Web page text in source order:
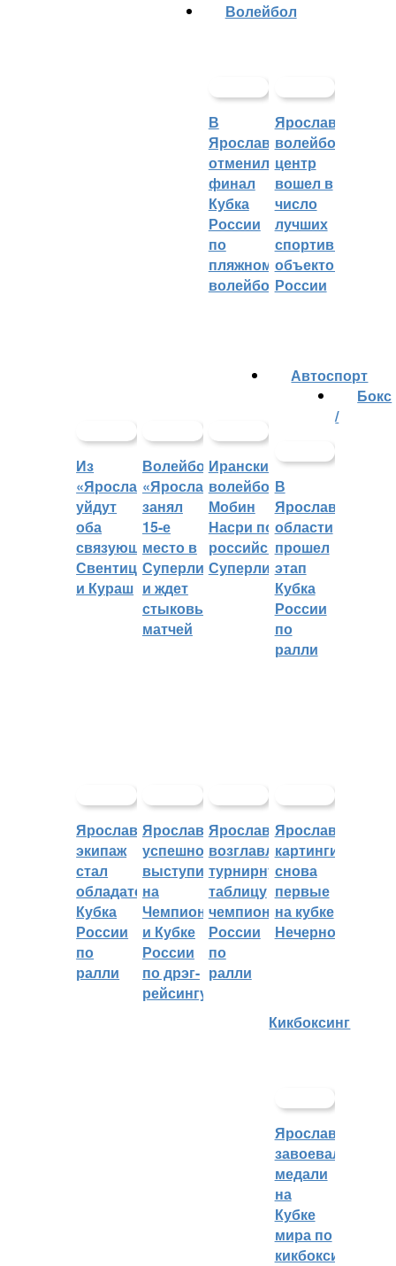
Волейбол
В
Ярославле
отменили
финал
Кубка
России
по
пляжному
волейболу
Ярославский
волейбольный
центр
вошел в
число
лучших
спортивных
объектов
России
Из
«Ярославича»
уйдут
оба
связующих:
Свентицкис
и Кураш
Волейбольный
«Ярославич»
занял
15-е
место в
Суперлиге
и ждет
стыковых
матчей
Иранский
волейболист
Мобин
Насри покинет
российскую
Суперлигу
Автоспорт
В
Ярославской
области
прошел
этап
Кубка
России
по
ралли
Ярославский
экипаж
стал
обладателем
Кубка
России
по
ралли
Ярославцы
успешно
выступили
на
Чемпионате
и Кубке
России
по дрэг-
рейсингу
Ярославцы
возглавляют
турнирную
таблицу
чемпионата
России
по
ралли
Ярославские
картингисты
снова
первые
на кубке
Нечерноземья
Бокс
/
Кикбоксинг
Ярославцы
завоевали
медали
на
Кубке
мира по
кикбоксингу